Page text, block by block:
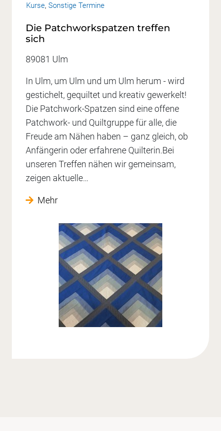
Kurse, Sonstige Termine
Die Patchworkspatzen treffen
sich
89081 Ulm
In Ulm, um Ulm und um Ulm herum - wird
gestichelt, gequiltet und kreativ gewerkelt!
Die Patchwork-Spatzen sind eine offene
Patchwork- und Quiltgruppe für alle, die
Freude am Nähen haben – ganz gleich, ob
Anfängerin oder erfahrene Quilterin.Bei
unseren Treffen nähen wir gemeinsam,
zeigen aktuelle…
Mehr